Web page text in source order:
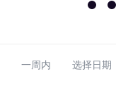
一周内 选择日期